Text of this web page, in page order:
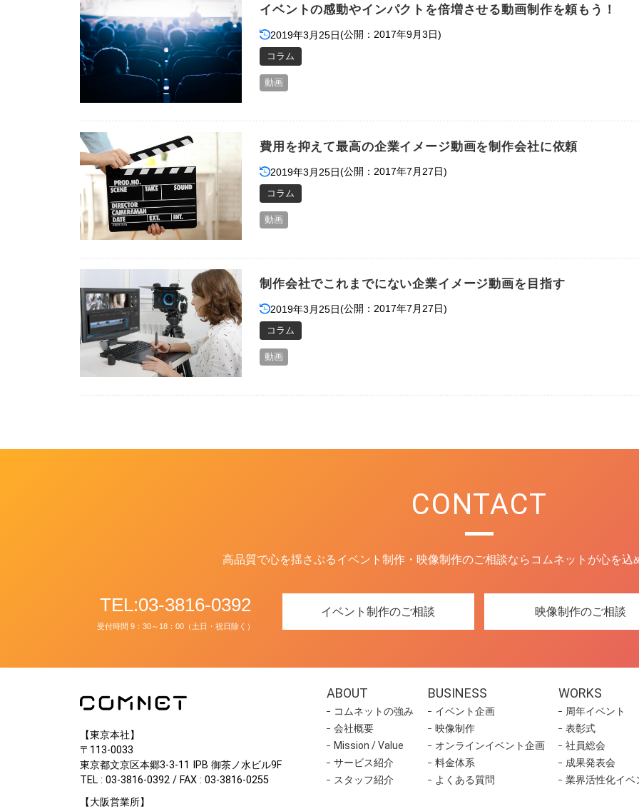
イベントの感動やインパクトを倍増させる動画制作を頼もう！
2019年3月25日(公開：2017年9月3日)
コラム
動画
費用を抑えて最高の企業イメージ動画を制作会社に依頼
2019年3月25日(公開：2017年7月27日)
コラム
動画
制作会社でこれまでにない企業イメージ動画を目指す
2019年3月25日(公開：2017年7月27日)
コラム
動画
CONTACT
高品質で心を揺さぶるイベント制作・映像制作のご相談ならコムネットが心を込
TEL:03-3816-0392
受付時間 9：30～18：00（土日・祝日除く）
イベント制作のご相談 映像制作のご相談
【東京本社】
〒113-0033
東京都文京区本郷3-3-11 IPB 御茶ノ水ビル9F
TEL : 03-3816-0392 / FAX : 03-3816-0255
【大阪営業所】
ABOUT
コムネットの強み
会社概要
Mission / Value
サービス紹介
スタッフ紹介
BUSINESS
イベント企画
映像制作
オンラインイベント企画
料金体系
よくある質問
WORKS
周年イベント
表彰式
社員総会
成果発表会
業界活性化イベ